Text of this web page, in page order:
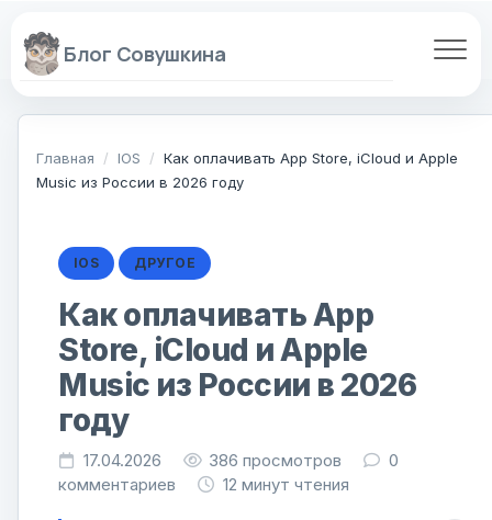
содержанию
Главная / IOS / Как оплачивать App Store, iCloud и Apple
Music из России в 2026 году
IOS ДРУГОЕ
Как оплачивать App
Store, iCloud и Apple
Music из России в 2026
году
17.04.2026 386 просмотров
0
комментариев
12 минут чтения